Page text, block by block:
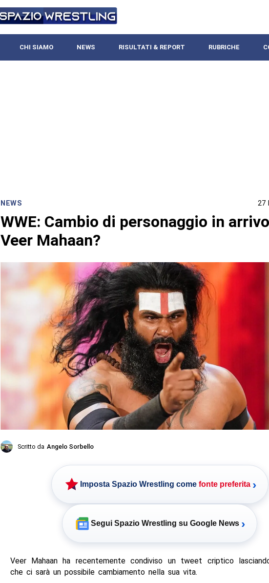
CHI SIAMO NEWS RISULTATI & REPORT RUBRICHE
NEWS 27
WWE: Cambio di personaggio in
Veer Mahaan?
Scritto da Angelo Sorbello
Imposta Spazio Wrestling come fonte preferita ›
Segui Spazio Wrestling su Google News ›
Veer Mahaan ha recentemente condiviso un tweet criptico
che ci sarà un possibile cambiamento nella sua vita.